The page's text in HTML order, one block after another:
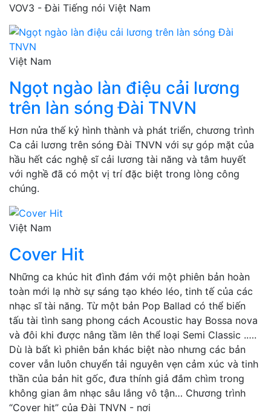
VOV3 - Đài Tiếng nói Việt Nam
Việt Nam
Ngọt ngào làn điệu cải lương
trên làn sóng Đài TNVN
Hơn nửa thế kỷ hình thành và phát triển, chương trình
Ca cải lương trên sóng Đài TNVN với sự góp mặt của
hầu hết các nghệ sĩ cải lương tài năng và tâm huyết
với nghề đã có một vị trí đặc biệt trong lòng công
chúng.
Việt Nam
Cover Hit
Những ca khúc hit đình đám với một phiên bản hoàn
toàn mới lạ nhờ sự sáng tạo khéo léo, tinh tế của các
nhạc sĩ tài năng. Từ một bản Pop Ballad có thể biến
tấu tài tình sang phong cách Acoustic hay Bossa nova
và đôi khi được nâng tầm lên thể loại Semi Classic .….
Dù là bất kì phiên bản khác biệt nào nhưng các bản
cover vẫn luôn chuyển tải nguyên vẹn cảm xúc và tinh
thần của bản hit gốc, đưa thính giả đắm chìm trong
không gian âm nhạc sâu lắng vô tận… Chương trình
“Cover hit” của Đài TNVN - nơi